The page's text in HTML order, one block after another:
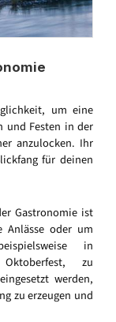
um eine
und Festen in der
anzulocken. Ihr
für deinen
Gastronomie ist
Anlässe oder um
in
zu
werden,
zu erzeugen und